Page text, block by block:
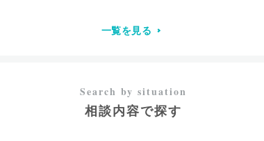
必ず好転する方法を詳しくお伝
ポジティブな恋愛を引き寄せま
安心でき
る・元気になれる鑑定をモット
立つことだと確信しました。
なり「本当に望む未来」に向か
って進んでいけるよう心を込め
て鑑定し、受け取ったメッセー
一覧を見る
相談内容で探す